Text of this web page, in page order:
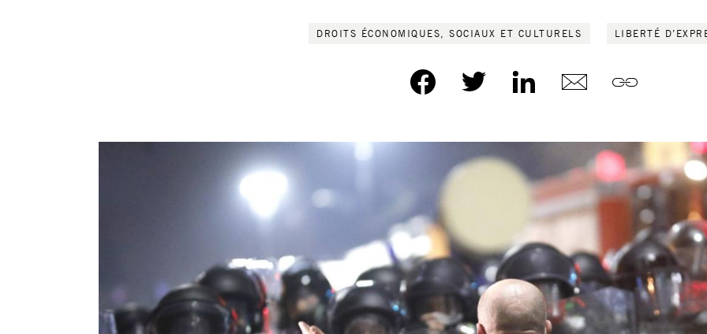
DROITS ÉCONOMIQUES, SOCIAUX ET CULTURELS LIBERTÉ